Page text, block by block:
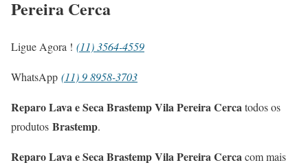
Pereira Cerca
Ligue Agora ! (11) 3564-4559
WhatsApp (11) 9 8958-3703
Reparo Lava e Seca Brastemp Vila Pereira Cercatodos os
produtos Brastemp.
Reparo Lava e Seca Brastemp Vila Pereira Cercacom mais